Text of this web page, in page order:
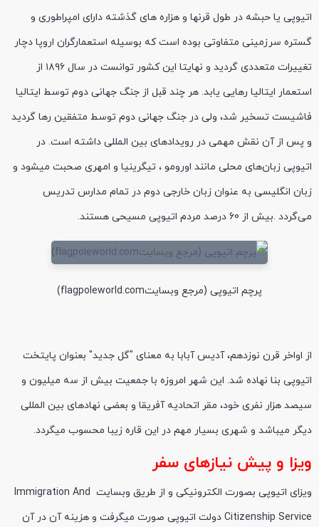
اتیوپی یا حبشه در طول قرنها و هزاره های گذشته دارای امپراطوری و
گستره سرزمینی متفاوتی بوده است که بوسیله استعمارگران اروپا دچار
تغییرات متعددی گردید و نهایتا این کشور توانست در سال ۱۸۹۶ از
استعمار ایتالیا رهایی یابد. هر چند قبل از جنگ جهانی دوم توسط ایتالیا
فاشیست تسخیر شد، ولی در جنگ جهانی دوم توسط متفقین رها گردید
و پس از آن نقش مهمی در رویدادهای بین المللی داشته است. در
اتیوپی زبان‌های محلی مانند اورومو ، تیگرینیا و امهری صحبت میشود و
زبان انگلیسی به عنوان زبان خارجی دوم در تمام مدارس تدریس
می‌گردد .بیش از 60 درصد مردم اتیوپی مسیحی هستند.
پرچم اتیوپی (مرجع وبسایتflagpoleworld.com)
از اواخر قرن نوزدهم، آدیس آبابا به معنای "گل جدید" بعنوان پایتخت
اتیوپی بنا نهاده شد. این شهر امروزه با جمعیت بیش از سه میلیون و
سیصد هزار نفری خود، مقر اتحادیه آفریقا و بعضی نهادهای بین المللی
دیگر میباشد و شهری بسیار مهم در این قاره زیبا محسوب میگردد.
ویزا و پیش نیازهای سفر
ویزای اتیوپی بصورت الکترونیکی و از طریق وبسایت Immigration And
Citizenship Service دولت اتیوپی صورت میگرفت و هزینه آن در آن